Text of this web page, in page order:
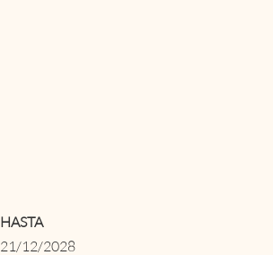
HASTA
21/12/2028